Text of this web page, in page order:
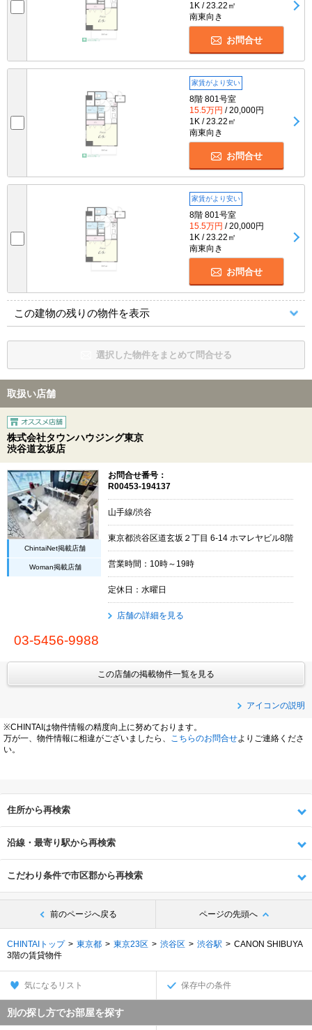
1K / 23.22㎡
南東向き
お問合せ
家賃がより安い
8階 801号室
15.5万円 / 20,000円
1K / 23.22㎡
南東向き
お問合せ
家賃がより安い
8階 801号室
15.5万円 / 20,000円
1K / 23.22㎡
南東向き
お問合せ
この建物の残りの物件を表示
選択した物件をまとめて問合せる
取扱い店舗
株式会社タウンハウジング東京
渋谷道玄坂店
ChintaiNet掲載店舗
Woman掲載店舗
お問合せ番号：
R00453-194137
山手線/渋谷
東京都渋谷区道玄坂２丁目 6-14 ホマレヤビル8階
営業時間：10時～19時
定休日：水曜日
店舗の詳細を見る
03-5456-9988
この店舗の掲載物件一覧を見る
アイコンの説明
※CHINTAIは物件情報の精度向上に努めております。
万が一、物件情報に相違がございましたら、
こちらのお問合せよりご連絡くださ
い。
住所から再検索
沿線・最寄り駅から再検索
こだわり条件で市区郡から再検索
前のページへ戻る ページの先頭へ
CHINTAIトップ 東京都 東京23区 渋谷区 渋谷駅
CANON SHIBUYA
3階の賃貸物件
気になるリスト 保存中の条件
別の探し方でお部屋を探す